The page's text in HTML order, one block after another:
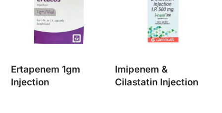
Ertapenem 1gm
Injection
Imipenem &
Cilastatin Injection